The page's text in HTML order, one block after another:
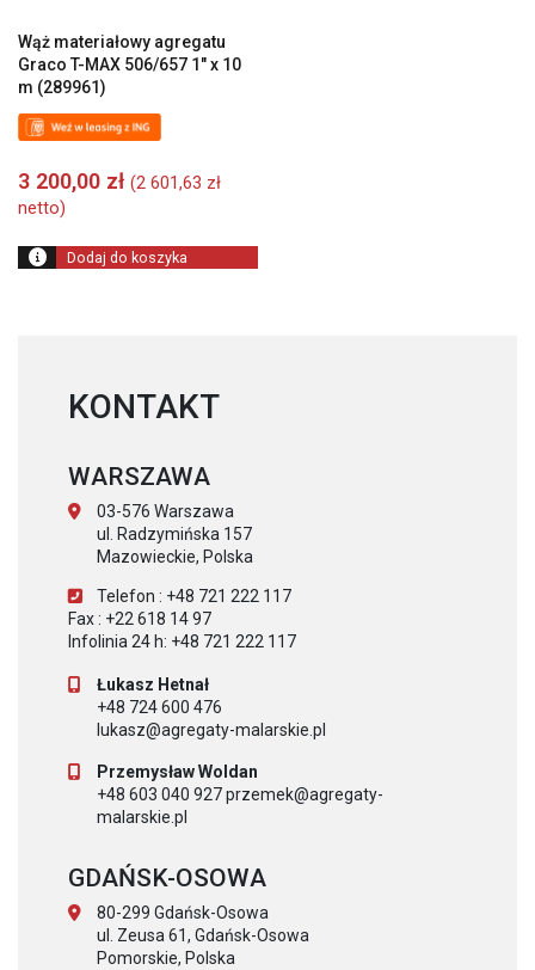
Wąż materiałowy agregatu
Graco T-MAX 506/657 1″ x 10
m (289961)
3 200,00 zł (2 601,63 zł
netto)
Dodaj do koszyka
KONTAKT
WARSZAWA
03-576 Warszawa
ul. Radzymińska 157
Mazowieckie, Polska
Telefon : +48 721 222 117
Fax : +22 618 14 97
Infolinia 24 h: +48 721 222 117
Łukasz Hetnał
+48 724 600 476
lukasz@agregaty-malarskie.pl
Przemysław Woldan
+48 603 040 927 przemek@agregaty-
malarskie.pl
GDAŃSK-OSOWA
80-299 Gdańsk-Osowa
ul. Zeusa 61, Gdańsk-Osowa
Pomorskie, Polska